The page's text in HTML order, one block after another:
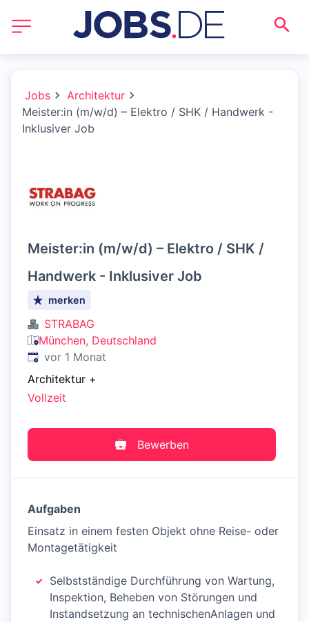
Jobs
Architektur
Meister:in (m/w/d) – Elektro / SHK / Handwerk -
Inklusiver Job
Meister:in (m/w/d) – Elektro / SHK /
Handwerk - Inklusiver Job
merken
STRABAG
München, Deutschland
Veröffentlicht:
vor 1 Monat
Architektur +
Vollzeit
Bewerben
Aufgaben
Einsatz in einem festen Objekt ohne Reise- oder
Montagetätigkeit
Selbstständige Durchführung von Wartung,
Inspektion, Beheben von Störungen und
Instandsetzung an technischenAnlagen und